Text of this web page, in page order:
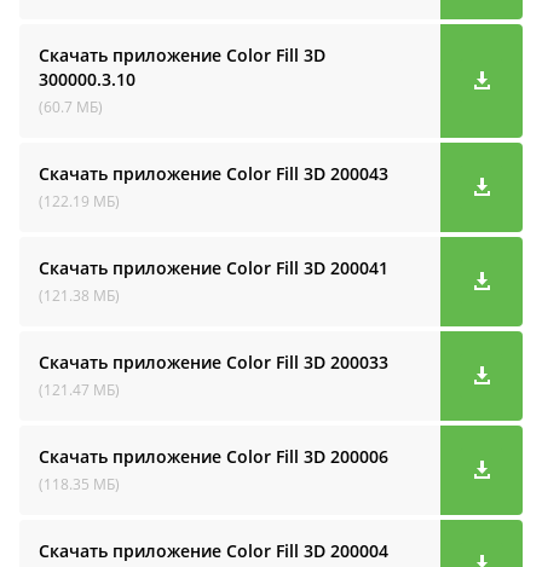
Скачать приложение Color Fill 3D
300000.3.10
(60.7 МБ)
Скачать приложение Color Fill 3D 200043
(122.19 МБ)
Скачать приложение Color Fill 3D 200041
(121.38 МБ)
Скачать приложение Color Fill 3D 200033
(121.47 МБ)
Скачать приложение Color Fill 3D 200006
(118.35 МБ)
Скачать приложение Color Fill 3D 200004